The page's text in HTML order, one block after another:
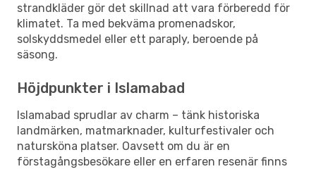
strandkläder gör det skillnad att vara förberedd för
klimatet. Ta med bekväma promenadskor,
solskyddsmedel eller ett paraply, beroende på
säsong.
Höjdpunkter i Islamabad
Islamabad sprudlar av charm – tänk historiska
landmärken, matmarknader, kulturfestivaler och
natursköna platser. Oavsett om du är en
förstagångsbesökare eller en erfaren resenär finns